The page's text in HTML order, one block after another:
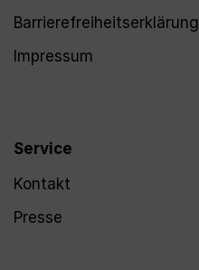
Barrierefreiheitserklärung
Impressum
Service
Kontakt
Presse